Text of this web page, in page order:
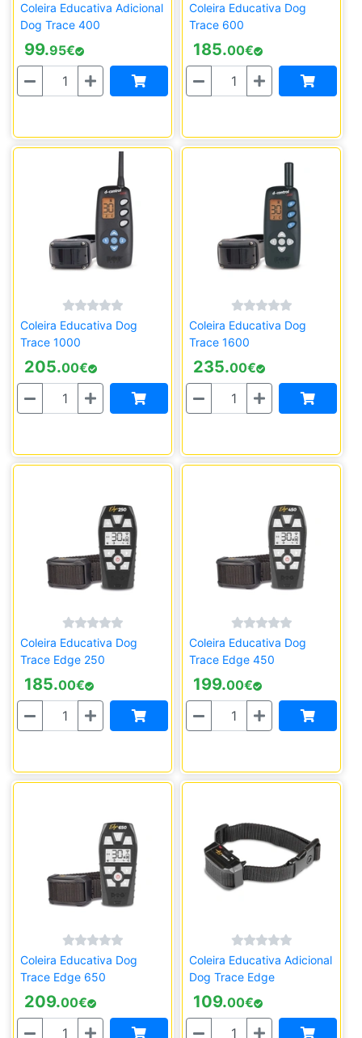
Coleira Educativa Adicional
Dog Trace 400
99.95€
Quantidade
Coleira Educativa Dog
Trace 600
185.00€
Quantidade
Coleira Educativa Dog
Trace 1000
205.00€
Quantidade
Coleira Educativa Dog
Trace 1600
235.00€
Quantidade
Coleira Educativa Dog
Trace Edge 250
185.00€
Quantidade
Coleira Educativa Dog
Trace Edge 450
199.00€
Quantidade
Coleira Educativa Dog
Trace Edge 650
209.00€
Quantidade
Coleira Educativa Adicional
Dog Trace Edge
109.00€
Quantidade